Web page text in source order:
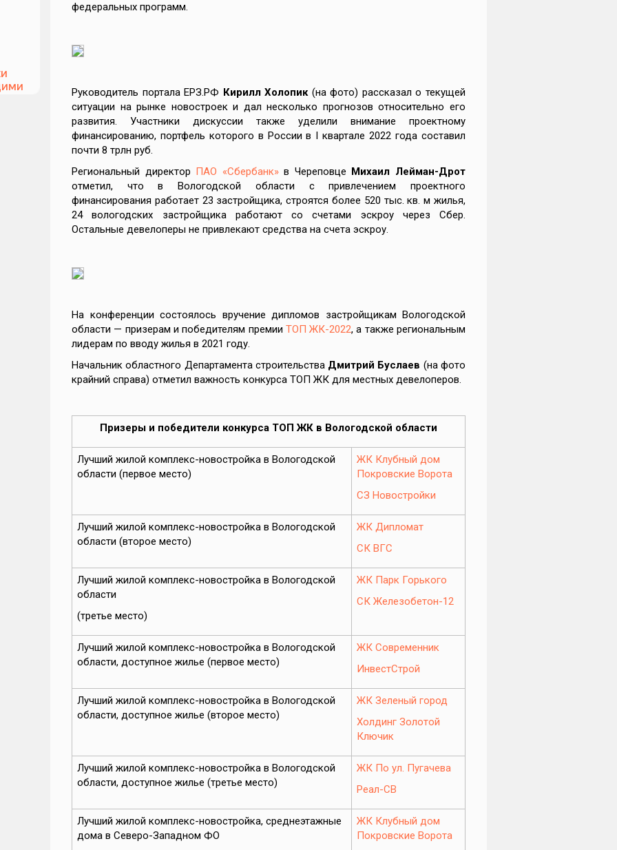
федеральных программ.
Руководитель портала ЕРЗ.РФ Кирилл Холопик(на фото) рассказал о текущей
ситуации на рынке новостроек и дал несколько прогнозов относительно его
развития. Участники дискуссии также уделили внимание проектному
финансированию, портфель которого в России в I квартале 2022 года составил
почти 8 трлн руб.
Региональный директор ПАО «Сбербанк»в Череповце Михаил Лейман-Дрот
отметил, что в Вологодской области с привлечением проектного
финансирования работает 23 застройщика, строятся более 520 тыс. кв. м жилья,
24 вологодских застройщика работают со счетами эскроу через Сбер.
Остальные девелоперы не привлекают средства на счета эскроу.
На конференции состоялось вручение дипломов застройщикам Вологодской
области — призерам и победителям премии ТОП ЖК-2022, а также региональным
лидерам по вводу жилья в 2021 году.
Начальник областного Департамента строительства Дмитрий Буслаев (на фото
крайний справа) отметил важность конкурса ТОП ЖК для местных девелоперов.
Призеры и победители конкурса ТОП ЖК в Вологодской области
Лучший жилой комплекс-новостройка в Вологодской
области (первое место)
ЖК Клубный дом
Покровские Ворота
СЗ Новостройки
Лучший жилой комплекс-новостройка в Вологодской
области (второе место)
ЖК Дипломат
СК ВГС
Лучший жилой комплекс-новостройка в Вологодской
области
(третье место)
ЖК Парк Горького
СК Железобетон-12
Лучший жилой комплекс-новостройка в Вологодской
области, доступное жилье (первое место)
ЖК Современник
ИнвестСтрой
Лучший жилой комплекс-новостройка в Вологодской
области, доступное жилье (второе место)
ЖК Зеленый город
Холдинг Золотой
Ключик
Лучший жилой комплекс-новостройка в Вологодской
области, доступное жилье (третье место)
ЖК По ул. Пугачева
Реал-СВ
Лучший жилой комплекс-новостройка, среднеэтажные
дома в Северо-Западном ФО
ЖК Клубный дом
Покровские Ворота